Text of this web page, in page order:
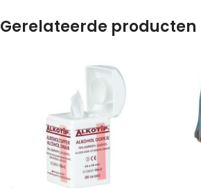
Gerelateerde producten